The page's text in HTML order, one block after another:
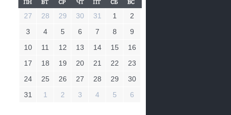
27 28 29 30 31 1
2
3
4 5 6 7 8
9
10
11 12 13 14 15
16
17
18 19 20 21 22
23
24
25 26 27 28 29
30
31
1 2 3 4 5 6